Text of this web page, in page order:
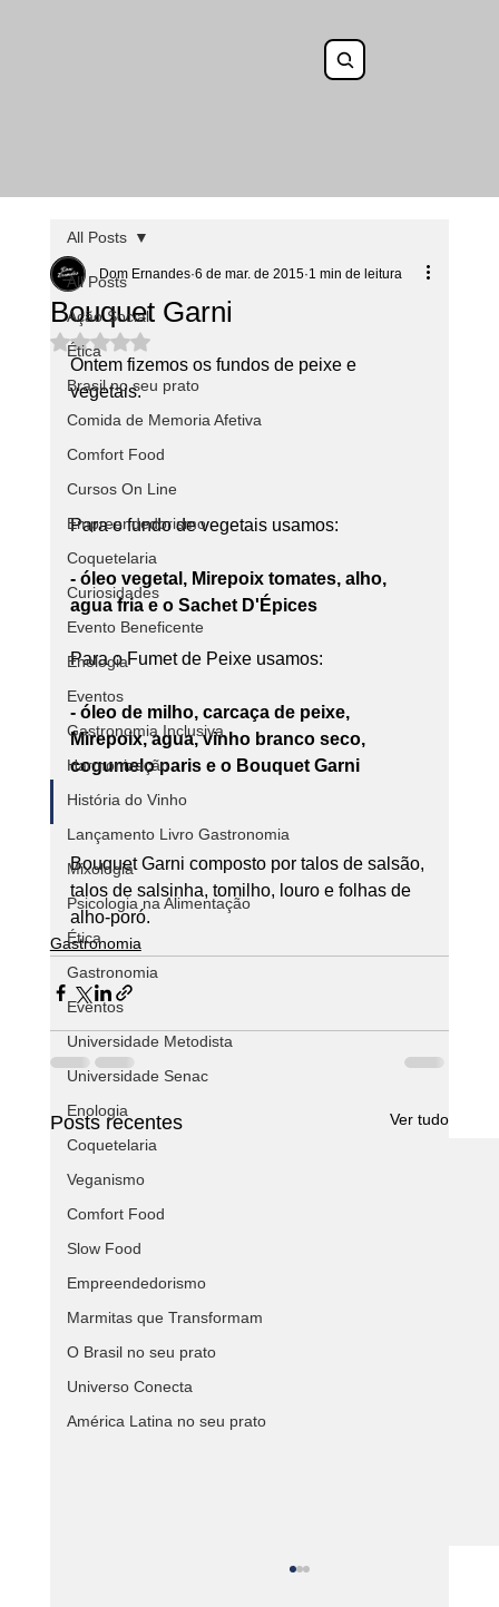
All Posts
Ação Social
Ética
Brasil no seu prato
Comida de Memoria Afetiva
Comfort Food
Cursos On Line
Empreendedorismo
Coquetelaria
Curiosidades
Evento Beneficente
Enologia
Eventos
Gastronomia Inclusiva
Harmonização
História do Vinho
Lançamento Livro Gastronomia
Mixologia
Psicologia na Alimentação
Ética
Gastronomia
Eventos
Universidade Metodista
Universidade Senac
Enologia
Coquetelaria
Veganismo
Comfort Food
Slow Food
Empreendedorismo
Marmitas que Transformam
O Brasil no seu prato
Universo Conecta
América Latina no seu prato
All Posts
Bouquet Garni
Dom Ernandes 6 de mar. de 2015 1 min de leitura
Avaliado com NaN de 5 estrelas.
Ontem fizemos os fundos de peixe e
vegetais.
Para o fundo de vegetais usamos:
- óleo vegetal, Mirepoix tomates, alho,
agua fria e o Sachet D'Épices
Para o Fumet de Peixe usamos:
- óleo de milho, carcaça de peixe,
Mirepoix, agua, vinho branco seco,
cogumelo paris e o Bouquet Garni
Bouquet Garni composto por talos de salsão,
talos de salsinha, tomilho, louro e folhas de
alho-poró.
Gastronomia
Posts recentes Ver tudo